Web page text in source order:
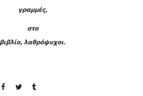
γραμμές,
στο
βιβλίο, λαθρόψυχοι.